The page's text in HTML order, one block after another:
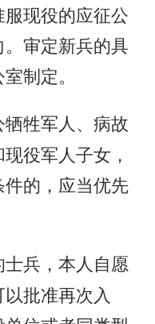
现役的应征公
审定新兵的具
制定。
牲军人、病故
役军人子女，
的，应当优先
兵，本人自愿
批准再次入